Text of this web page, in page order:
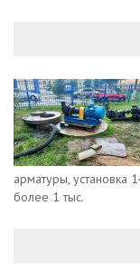
арматуры, установка
более 1 тыс.